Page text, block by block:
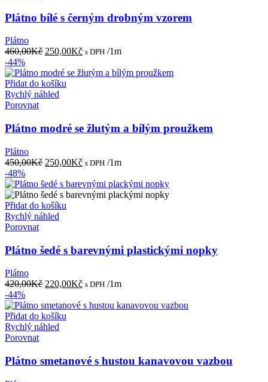
Plátno bílé s černým drobným vzorem
Plátno
460,00Kč Původní
byla:
460,00Kč.
250,00KčAktuální
je:
s DPH /1m
-44%
Přidat do košíku
Rychlý náhled
Porovnat
Plátno modré se žlutým a bílým proužkem
Plátno
450,00Kč Původní
byla:
450,00Kč.
250,00KčAktuální
je:
250,00Kč.
s DPH /1m
-48%
Přidat do košíku
Rychlý náhled
Porovnat
Plátno šedé s barevnými plastickými nopky
Plátno
420,00Kč Původní
byla:
420,00Kč.
220,00KčAktuální
je:
s DPH /1m
-44%
Přidat do košíku
Rychlý náhled
Porovnat
Plátno smetanové s hustou kanavovou vazbou